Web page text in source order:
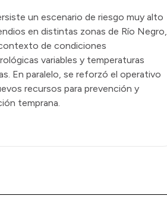
un escenario de riesgo muy alto
en distintas zonas de Río Negro,
de condiciones
variables y temperaturas
En paralelo, se reforzó el operativo
recursos para prevención y
temprana.